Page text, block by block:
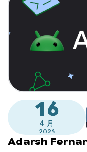
16
4 月
2026
Adarsh